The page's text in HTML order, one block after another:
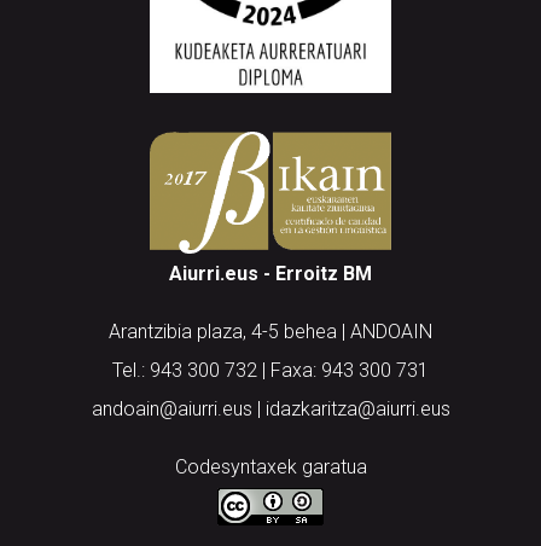
Aiurri.eus - Erroitz BM
Arantzibia plaza, 4-5 behea | ANDOAIN
Tel.: 943 300 732 | Faxa: 943 300 731
andoain@aiurri.eus | idazkaritza@aiurri.eus
Codesyntaxek garatua